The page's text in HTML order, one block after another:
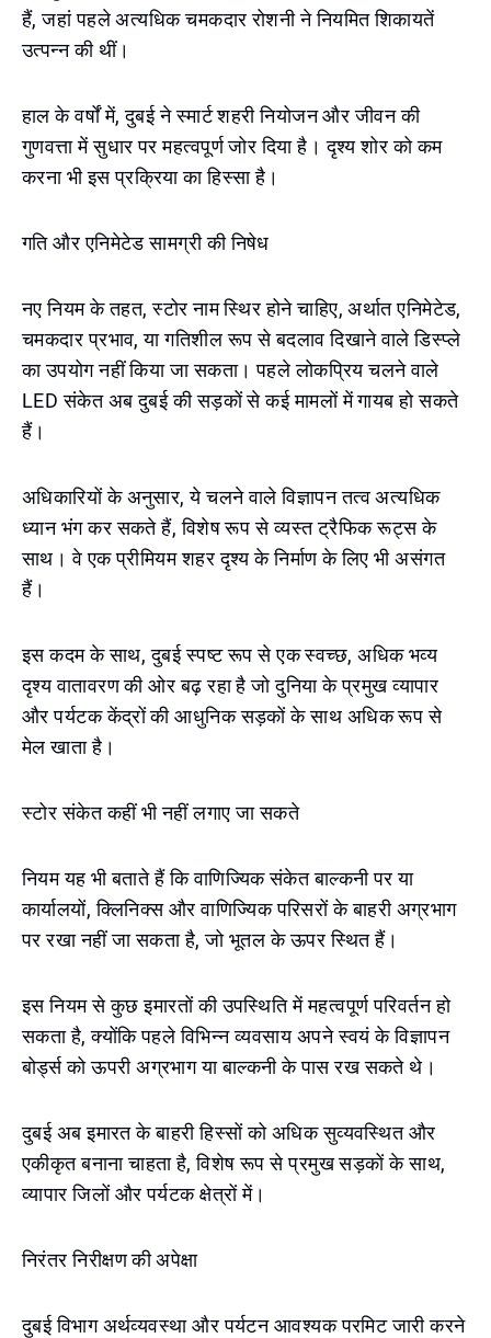
हैं, जहां पहले अत्यधिक चमकदार रोशनी ने नियमित शिकायतें
उत्पन्न की थीं।
हाल के वर्षों में, दुबई ने स्मार्ट शहरी नियोजन और जीवन की
गुणवत्ता में सुधार पर महत्वपूर्ण जोर दिया है। दृश्य शोर को कम
करना भी इस प्रक्रिया का हिस्सा है।
गति और एनिमेटेड सामग्री की निषेध
नए नियम के तहत, स्टोर नाम स्थिर होने चाहिए, अर्थात एनिमेटेड,
चमकदार प्रभाव, या गतिशील रूप से बदलाव दिखाने वाले डिस्प्ले
का उपयोग नहीं किया जा सकता। पहले लोकप्रिय चलने वाले
LED संकेत अब दुबई की सड़कों से कई मामलों में गायब हो सकते
हैं।
अधिकारियों के अनुसार, ये चलने वाले विज्ञापन तत्व अत्यधिक
ध्यान भंग कर सकते हैं, विशेष रूप से व्यस्त ट्रैफिक रूट्स के
साथ। वे एक प्रीमियम शहर दृश्य के निर्माण के लिए भी असंगत
हैं।
इस कदम के साथ, दुबई स्पष्ट रूप से एक स्वच्छ, अधिक भव्य
दृश्य वातावरण की ओर बढ़ रहा है जो दुनिया के प्रमुख व्यापार
और पर्यटक केंद्रों की आधुनिक सड़कों के साथ अधिक रूप से
मेल खाता है।
स्टोर संकेत कहीं भी नहीं लगाए जा सकते
नियम यह भी बताते हैं कि वाणिज्यिक संकेत बाल्कनी पर या
कार्यालयों, क्लिनिक्स और वाणिज्यिक परिसरों के बाहरी अग्रभाग
पर रखा नहीं जा सकता है, जो भूतल के ऊपर स्थित हैं।
इस नियम से कुछ इमारतों की उपस्थिति में महत्वपूर्ण परिवर्तन हो
सकता है, क्योंकि पहले विभिन्न व्यवसाय अपने स्वयं के विज्ञापन
बोर्ड्स को ऊपरी अग्रभाग या बाल्कनी के पास रख सकते थे।
दुबई अब इमारत के बाहरी हिस्सों को अधिक सुव्यवस्थित और
एकीकृत बनाना चाहता है, विशेष रूप से प्रमुख सड़कों के साथ,
व्यापार जिलों और पर्यटक क्षेत्रों में।
निरंतर निरीक्षण की अपेक्षा
दुबई विभाग अर्थव्यवस्था और पर्यटन आवश्यक परमिट जारी करने